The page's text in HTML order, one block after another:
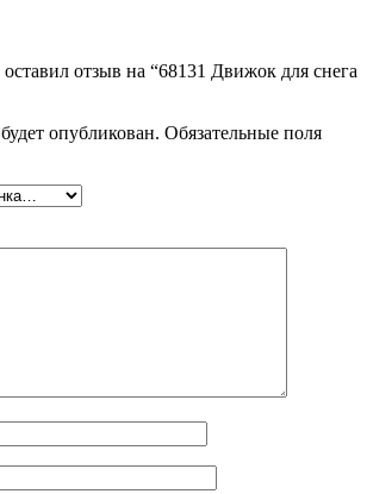
отзыв на “68131 Движок для снега
опубликован. Обязательные поля